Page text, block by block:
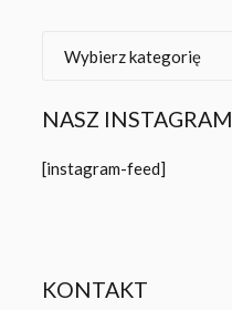
NASZ INSTAGRAM
[instagram-feed]
KONTAKT